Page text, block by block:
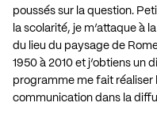
poussés sur la question.
la scolarité, je m’attaque à
du lieu du paysage de
1950 à 2010 et j’obtiens un
programme me fait réaliser
communication dans la